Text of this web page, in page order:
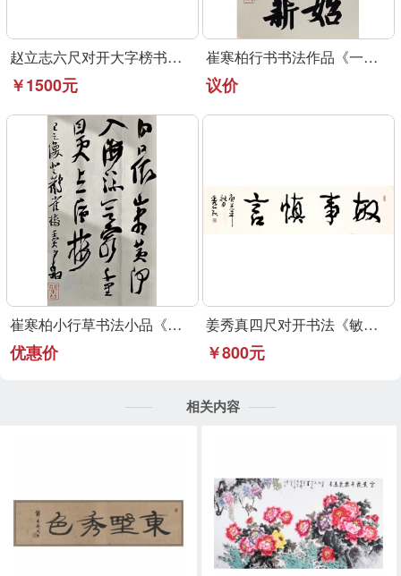
赵立志六尺对开大字榜书作品《永受嘉福》
￥1500元
崔寒柏行书书法作品《一元复始》可定制
议价
崔寒柏小行草书法小品《登鹳雀楼》可定制
优惠价
姜秀真四尺对开书法《敏事慎言》行草书法作品
￥800元
相关内容